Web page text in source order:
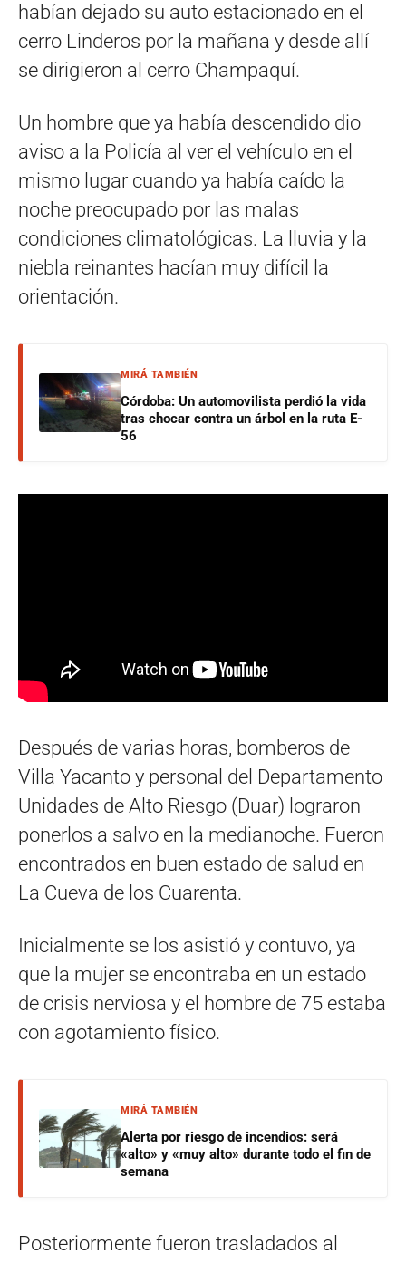
habían dejado su auto estacionado en el
cerro Linderos por la mañana y desde allí
se dirigieron al cerro Champaquí.
Un hombre que ya había descendido dio
aviso a la Policía al ver el vehículo en el
mismo lugar cuando ya había caído la
noche preocupado por las malas
condiciones climatológicas. La lluvia y la
niebla reinantes hacían muy difícil la
orientación.
MIRÁ TAMBIÉN
Córdoba: Un automovilista perdió la vida
tras chocar contra un árbol en la ruta E-
56
Después de varias horas, bomberos de
Villa Yacanto y personal del Departamento
Unidades de Alto Riesgo (Duar) lograron
ponerlos a salvo en la medianoche. Fueron
encontrados en buen estado de salud en
La Cueva de los Cuarenta.
Inicialmente se los asistió y contuvo, ya
que la mujer se encontraba en un estado
de crisis nerviosa y el hombre de 75 estaba
con agotamiento físico.
MIRÁ TAMBIÉN
Alerta por riesgo de incendios: será
«alto» y «muy alto» durante todo el fin de
semana
Posteriormente fueron trasladados al